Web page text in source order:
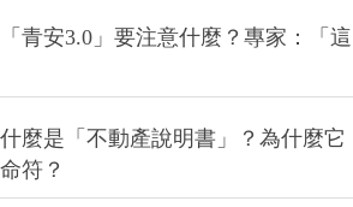
青安3.0」要注意什麼？專家：「這
麼是「不動產說明書」？為什麼它
符？